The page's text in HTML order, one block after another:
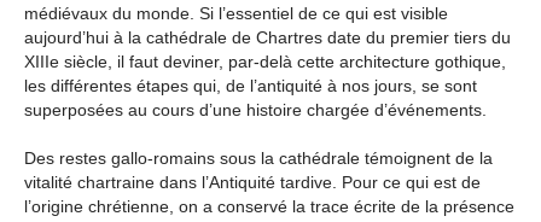
médiévaux du monde. Si l’essentiel de ce qui est visible
aujourd’hui à la cathédrale de Chartres date du premier tiers du
XIIIe siècle, il faut deviner, par-delà cette architecture gothique,
les différentes étapes qui, de l’antiquité à nos jours, se sont
superposées au cours d’une histoire chargée d’événements.
Des restes gallo-romains sous la cathédrale témoignent de la
vitalité chartraine dans l’Antiquité tardive. Pour ce qui est de
l’origine chrétienne, on a conservé la trace écrite de la présence